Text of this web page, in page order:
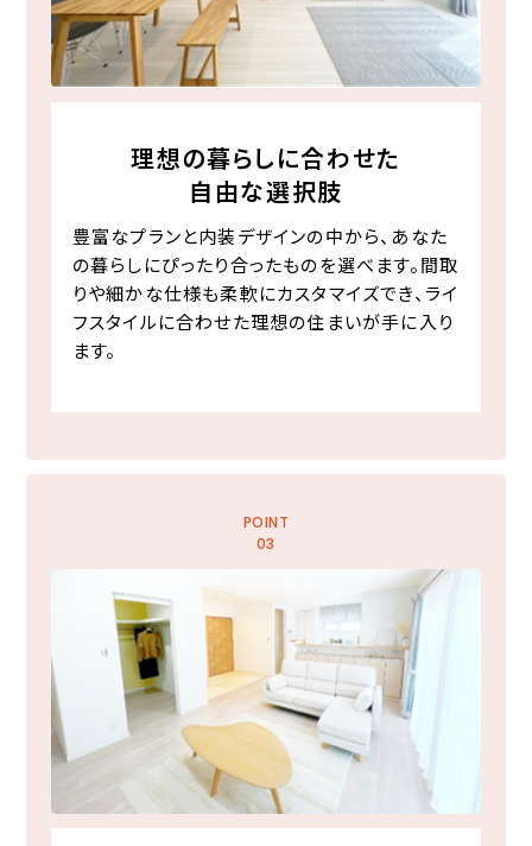
理想の暮らしに合わせた
自由な選択肢
豊富なプランと内装デザインの中から、あなた
の暮らしにぴったり合ったものを選べます。間取
りや細かな仕様も柔軟にカスタマイズでき、ライ
フスタイルに合わせた理想の住まいが手に入り
ます。
POINT
03